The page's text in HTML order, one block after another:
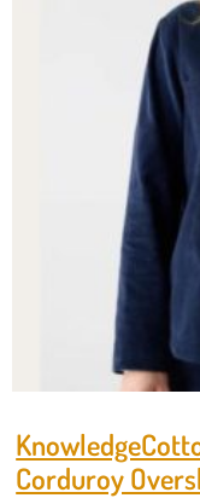
Corduroy